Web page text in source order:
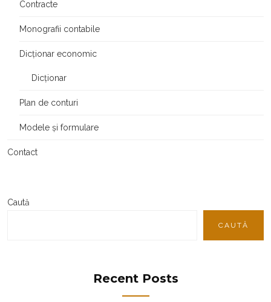
Contracte
Monografii contabile
Dicționar economic
Dicționar
Plan de conturi
Modele și formulare
Contact
Caută
CAUTĂ
Recent Posts